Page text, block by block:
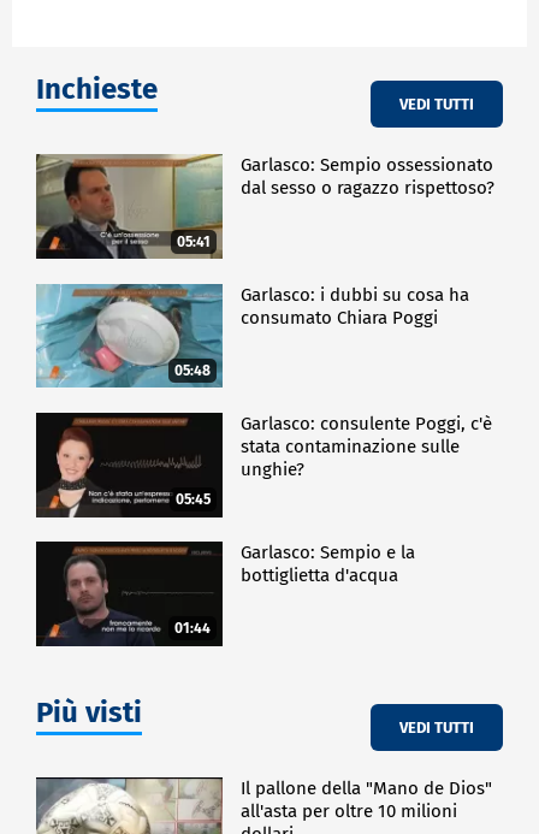
Inchieste VEDI TUTTI
05:41
Garlasco: Sempio ossessionato
dal sesso o ragazzo rispettoso?
05:48
Garlasco: i dubbi su cosa ha
consumato Chiara Poggi
05:45
Garlasco: consulente Poggi, c'è
stata contaminazione sulle
unghie?
01:44
Garlasco: Sempio e la
bottiglietta d'acqua
Più visti VEDI TUTTI
Il pallone della "Mano de Dios"
all'asta per oltre 10 milioni